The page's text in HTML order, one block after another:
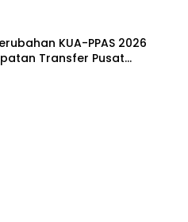
KUA-PPAS 2026
Transfer Pusat
Miliar